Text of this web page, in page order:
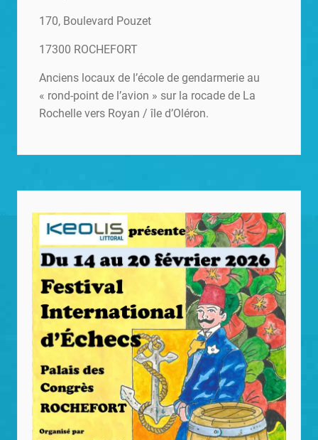
170, Boulevard Pouzet
17300 ROCHEFORT
Anciens locaux de l’école de gendarmerie au
« rond-point de l’avion » sur la rocade de La
Rochelle vers Royan / île d’Oléron.